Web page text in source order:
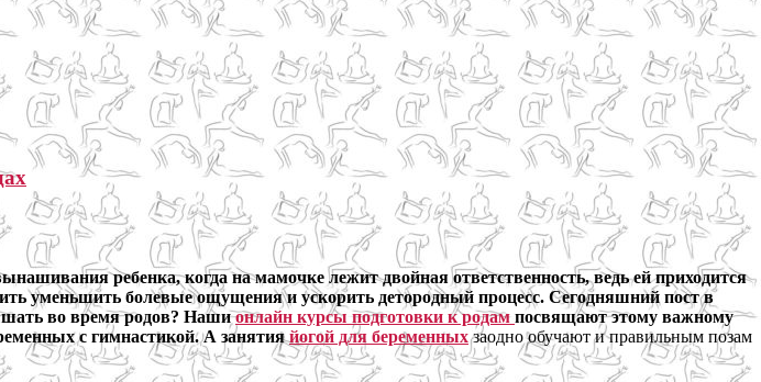
ребенка, когда на мамочке лежит двойная ответственность, ведь ей приходится
уменьшить болевые ощущения и ускорить детородный процесс. Сегодняшний пост в
во время родов? Нашионлайн курсы подготовки к родам посвящают этому важному
с гимнастикой. А занятияйогой для беременныхзаодно обучают и правильным позам